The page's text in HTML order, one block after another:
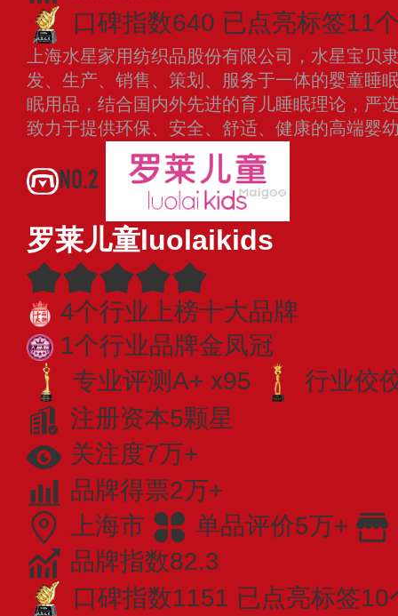
口碑指数640 已点亮标签11
上海水星家用纺织品股份有限公司，水星宝贝
发、生产、销售、策划、服务于一体的婴童睡
眠用品，结合国内外先进的育儿睡眠理论，严
致力于提供环保、安全、舒适、健康的高端婴
NO.2
罗莱儿童luolaikids
4个行业上榜十大品牌
1个行业品牌金凤冠
专业评测A+ x95
行业佼
注册资本5颗星
关注度7万+
品牌得票2万+
上海市
单品评价5万+
品牌指数82.3
口碑指数1151 已点亮标签10